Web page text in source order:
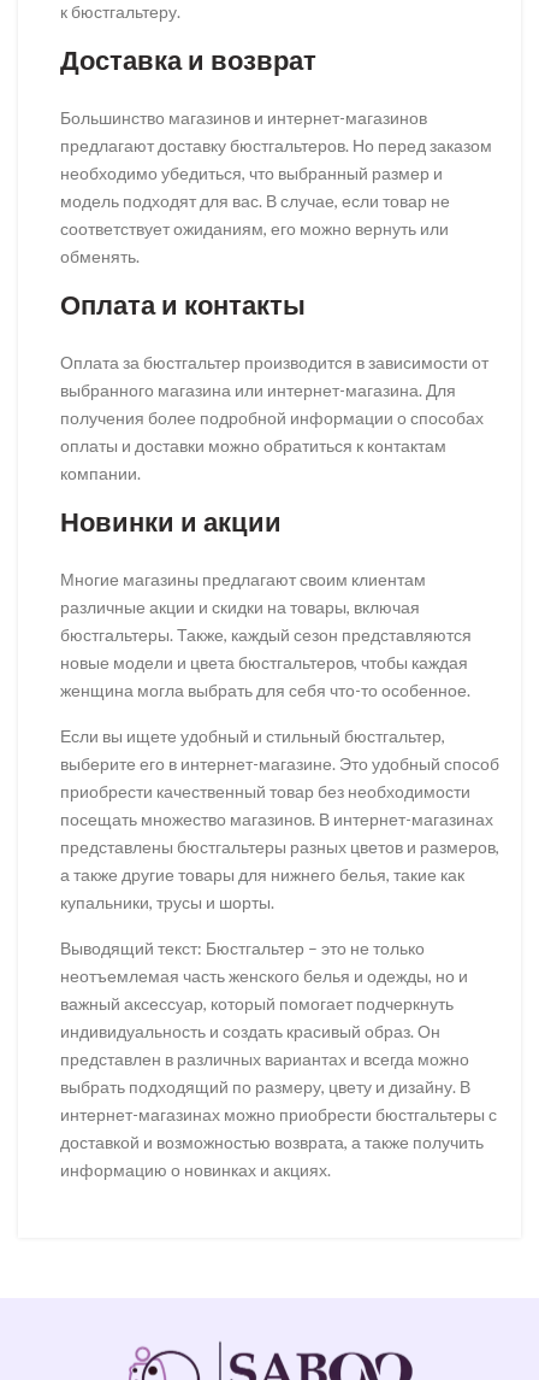
к бюстгальтеру.
Доставка и возврат
Большинство магазинов и интернет-магазинов
предлагают доставку бюстгальтеров. Но перед заказом
необходимо убедиться, что выбранный размер и
модель подходят для вас. В случае, если товар не
соответствует ожиданиям, его можно вернуть или
обменять.
Оплата и контакты
Оплата за бюстгальтер производится в зависимости от
выбранного магазина или интернет-магазина. Для
получения более подробной информации о способах
оплаты и доставки можно обратиться к контактам
компании.
Новинки и акции
Многие магазины предлагают своим клиентам
различные акции и скидки на товары, включая
бюстгальтеры. Также, каждый сезон представляются
новые модели и цвета бюстгальтеров, чтобы каждая
женщина могла выбрать для себя что-то особенное.
Если вы ищете удобный и стильный бюстгальтер,
выберите его в интернет-магазине. Это удобный способ
приобрести качественный товар без необходимости
посещать множество магазинов. В интернет-магазинах
представлены бюстгальтеры разных цветов и размеров,
а также другие товары для нижнего белья, такие как
купальники, трусы и шорты.
Выводящий текст: Бюстгальтер – это не только
неотъемлемая часть женского белья и одежды, но и
важный аксессуар, который помогает подчеркнуть
индивидуальность и создать красивый образ. Он
представлен в различных вариантах и всегда можно
выбрать подходящий по размеру, цвету и дизайну. В
интернет-магазинах можно приобрести бюстгальтеры с
доставкой и возможностью возврата, а также получить
информацию о новинках и акциях.